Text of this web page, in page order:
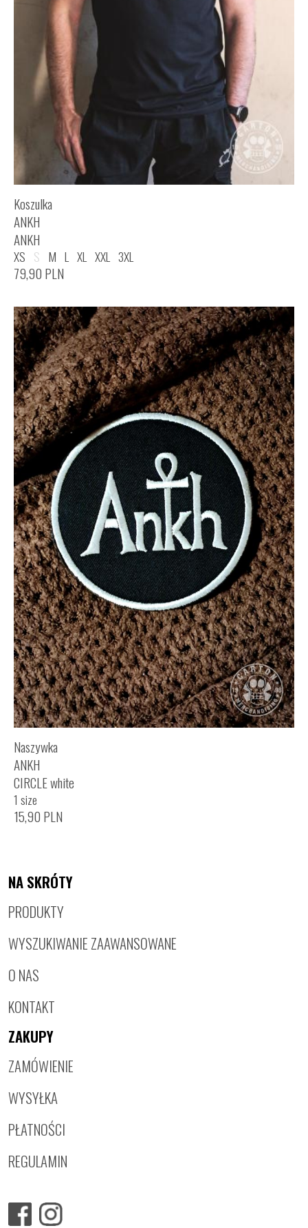
Koszulka
ANKH
ANKH
XS S M L XL XXL 3XL
79,90 PLN
Naszywka
ANKH
CIRCLE white
1 size
15,90 PLN
NA SKRÓTY
PRODUKTY
WYSZUKIWANIE ZAAWANSOWANE
O NAS
KONTAKT
ZAKUPY
ZAMÓWIENIE
WYSYŁKA
PŁATNOŚCI
REGULAMIN